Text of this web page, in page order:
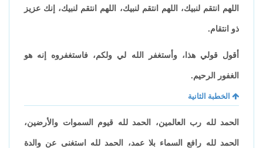
اللهم انتقم لنبيك، اللهم انتقم لنبيك، اللهم انتقم لنبيك، إنك عزيز
ذو انتقام.
أقول قولي هذا، وأستغفر الله لي ولكم، فاستغفروه إنه هو
الغفور الرحيم.
الخطبة الثانية
الحمد لله رب العالمين، الحمد لله قيوم السموات والأرضين،
الحمد لله رافع السماء بلا عمد، الحمد لله استغنى عن والدة